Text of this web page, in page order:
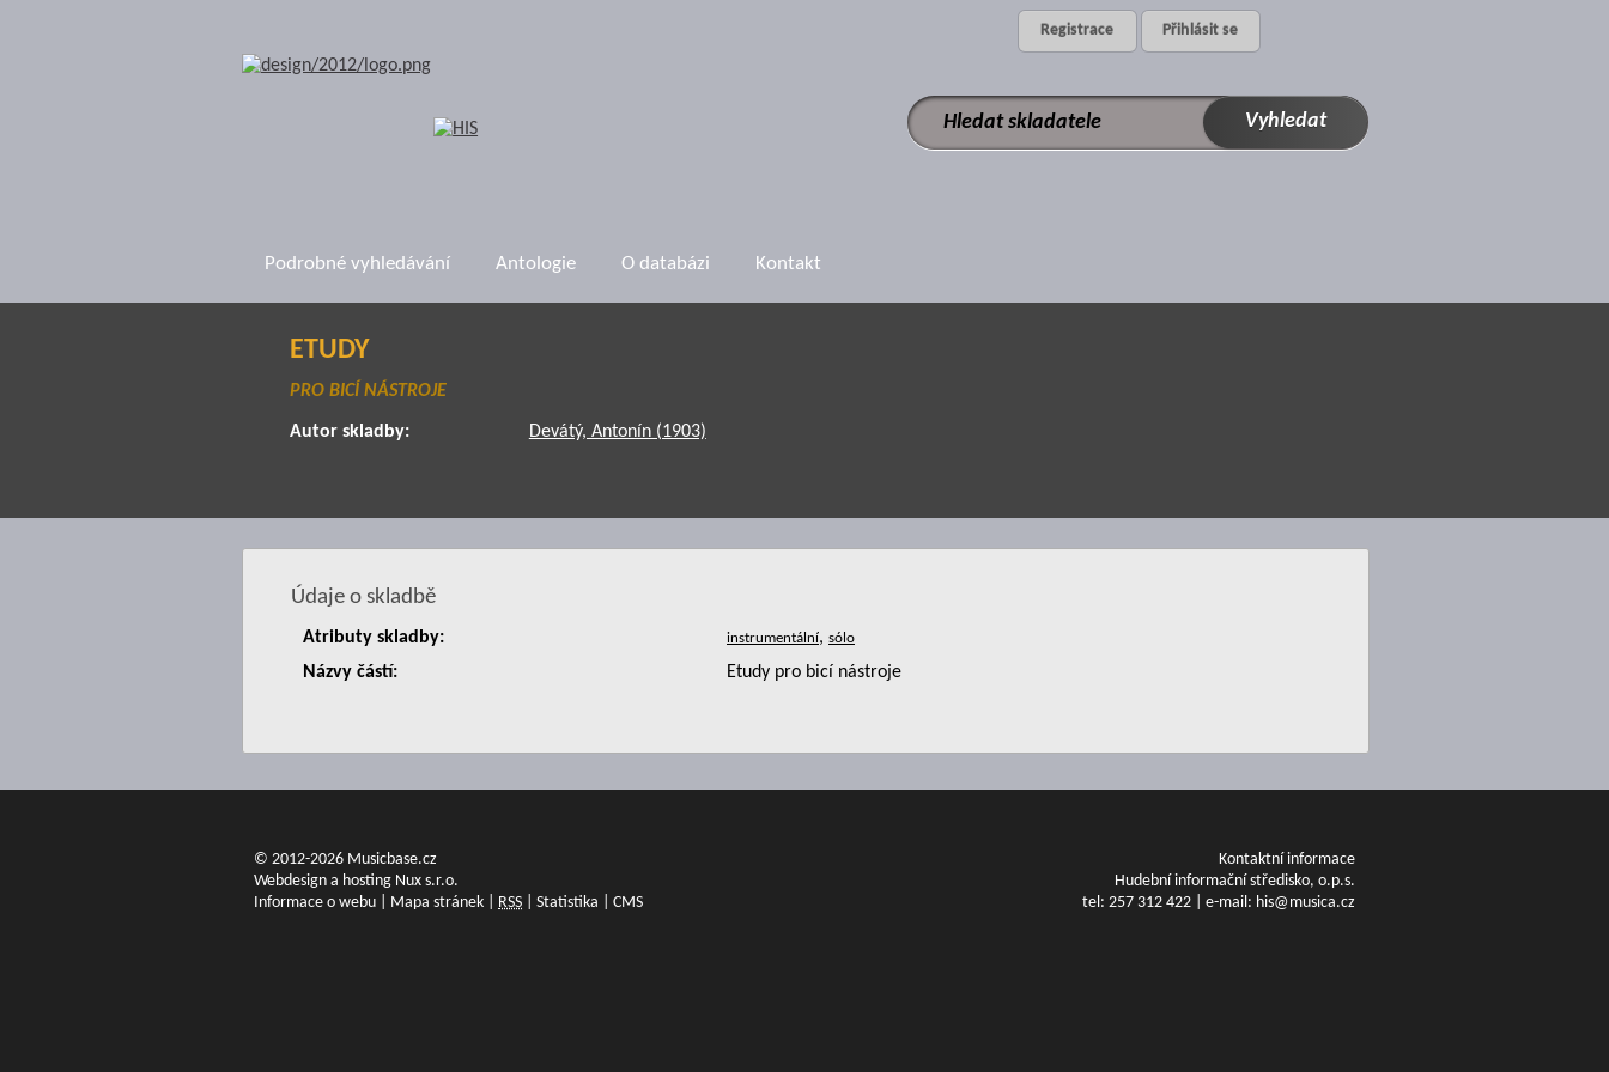
Registrace Přihlásit se
Podrobné vyhledávání Antologie O databázi Kontakt
ETUDY
PRO BICÍ NÁSTROJE
Autor skladby: Devátý, Antonín (1903)
Údaje o skladbě
Atributy skladby:
,
Názvy částí:
Etudy pro bicí nástroje
© 2012-2026 Musicbase.cz
Webdesign a hosting Nux s.r.o.
Informace o webu
Mapa stránek RSS Statistika CMS
Kontaktní informace
Hudební informační středisko, o.p.s.
tel: 257 312 422 | e-mail: his@musica.cz